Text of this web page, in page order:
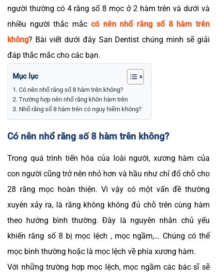
người thường có 4 răng số 8 mọc ở 2 hàm trên và dưới và
nhiều người thắc mắc có nên nhổ răng số 8 hàm trên
không? Bài viết dưới đây San Dentist chúng mình sẽ giải
đáp thắc mắc cho các bạn.
Mục lục
Có nên nhổ răng số 8 hàm trên không?
Trường hợp nên nhổ răng khôn hàm trên
Nhổ răng số 8 hàm trên có nguy hiểm không?
Có nên nhổ răng số 8 hàm trên không?
Trong quá trình tiến hóa của loài người, xương hàm của
con người cũng trở nên nhỏ hơn và hầu như chỉ đổ chỗ cho
28 răng mọc hoàn thiện. Vì vậy có một vấn đề thường
xuyên xảy ra, là răng không không đủ chỗ trên cùng hàm
theo hướng bình thường. Đây là nguyên nhân chủ yếu
khiến răng số 8 bị mọc lệch , mọc ngầm,… Chúng có thể
mọc bình thường hoặc là mọc lệch về phía xương hàm.
Với những trường hợp mọc lệch, mọc ngầm các bác sĩ sẽ